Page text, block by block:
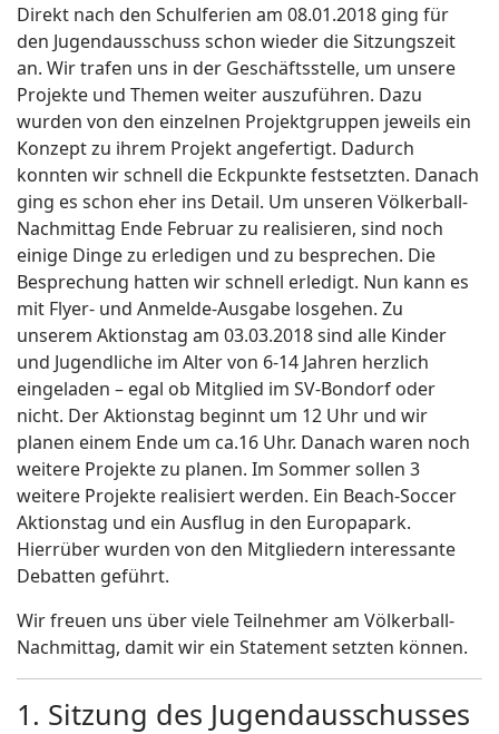
Direkt nach den Schulferien am 08.01.2018 ging für
den Jugendausschuss schon wieder die Sitzungszeit
an. Wir trafen uns in der Geschäftsstelle, um unsere
Projekte und Themen weiter auszuführen. Dazu
wurden von den einzelnen Projektgruppen jeweils ein
Konzept zu ihrem Projekt angefertigt. Dadurch
konnten wir schnell die Eckpunkte festsetzten. Danach
ging es schon eher ins Detail. Um unseren Völkerball-
Nachmittag Ende Februar zu realisieren, sind noch
einige Dinge zu erledigen und zu besprechen. Die
Besprechung hatten wir schnell erledigt. Nun kann es
mit Flyer- und Anmelde-Ausgabe losgehen. Zu
unserem Aktionstag am 03.03.2018 sind alle Kinder
und Jugendliche im Alter von 6-14 Jahren herzlich
eingeladen – egal ob Mitglied im SV-Bondorf oder
nicht. Der Aktionstag beginnt um 12 Uhr und wir
planen einem Ende um ca.16 Uhr. Danach waren noch
weitere Projekte zu planen. Im Sommer sollen 3
weitere Projekte realisiert werden. Ein Beach-Soccer
Aktionstag und ein Ausflug in den Europapark.
Hierrüber wurden von den Mitgliedern interessante
Debatten geführt.
Wir freuen uns über viele Teilnehmer am Völkerball-
Nachmittag, damit wir ein Statement setzten können.
1. Sitzung des Jugendausschusses